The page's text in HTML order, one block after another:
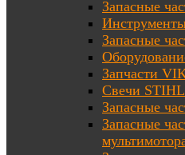
Запасные
Запасные
Запчасти
Свечи
Запасные
Запасные